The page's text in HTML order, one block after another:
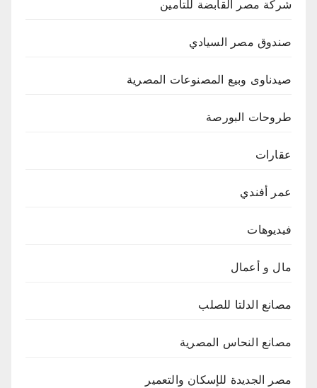
شركة مصر القابضة للتأمين
صندوق مصر السيادي
صيدناوى وبيع المصنوعات المصرية
طروحات البورصة
عقارات
عمر أفندي
فيديوهات
مال و أعمال
مصانع الدلتا للصلب
مصانع النحاس المصرية
مصر الجديدة للإسكان والتعمير